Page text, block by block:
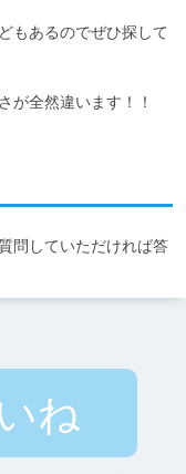
もあるのでぜひ探して
が全然違います！！
問していただければ答
ね